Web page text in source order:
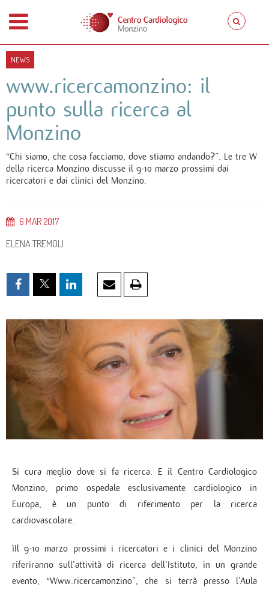
NEWS
www.ricercamonzino: il
punto sulla ricerca al
Monzino
“Chi siamo, che cosa facciamo, dove stiamo andando?”. Le tre W
della ricerca Monzino discusse il 9-10 marzo prossimi dai
ricercatori e dai clinici del Monzino.
6 MAR 2017
ELENA TREMOLI
Si cura meglio dove si fa ricerca. E il Centro Cardiologico
Monzino, primo ospedale esclusivamente cardiologico in
Europa, è un punto di riferimento per la ricerca
cardiovascolare.
ìIl 9-10 marzo prossimi i ricercatori e i clinici del Monzino
riferiranno sull’attività di ricerca dell’Istituto, in un grande
evento, “Www.ricercamonzino”, che si terrà presso l'Aula